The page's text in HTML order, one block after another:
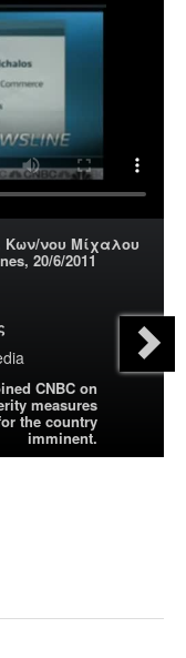
Κων/νου Μίχαλου
20/6/2011
CNBC on
measures
the country
imminent.